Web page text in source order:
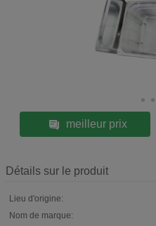
meilleur prix
Détails sur le produit
Lieu d'origine:
Nom de marque: